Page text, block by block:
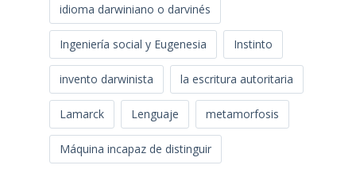
idioma darwiniano o darvinés
Ingeniería social y Eugenesia Instinto
invento darwinista la escritura autoritaria
Lamarck Lenguaje metamorfosis
Máquina incapaz de distinguir